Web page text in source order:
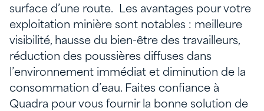
surface d’une route. Les avantages pour votre
exploitation minière sont notables : meilleure
visibilité, hausse du bien-être des travailleurs,
réduction des poussières diffuses dans
l’environnement immédiat et diminution de la
consommation d’eau. Faites confiance à
Quadra pour vous fournir la bonne solution de